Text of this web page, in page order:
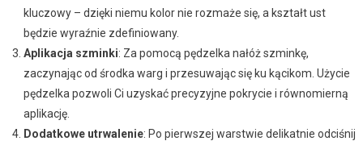
kluczowy – dzięki niemu kolor nie rozmaże się, a kształt ust
będzie wyraźnie zdefiniowany.
Aplikacja szminki: Za pomocą pędzelka nałóż szminkę,
zaczynając od środka warg i przesuwając się ku kącikom. Użycie
pędzelka pozwoli Ci uzyskać precyzyjne pokrycie i równomierną
aplikację.
Dodatkowe utrwalenie: Po pierwszej warstwie delikatnie odciśnij